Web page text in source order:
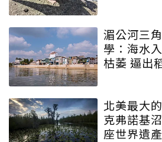
湄公河三
學：海水
枯萎 逼出
北美最大
克弗諾基
座世界遺產